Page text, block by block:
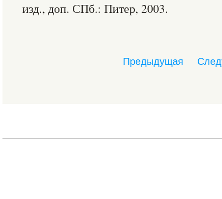
изд., доп. СПб.: Питер, 2003.
Предыдущая